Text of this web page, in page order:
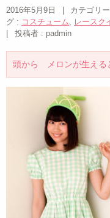
2016年5月9日 カテゴリ
グ : コスチューム, レースク
投稿者 : padmin
頭から メロンが生える